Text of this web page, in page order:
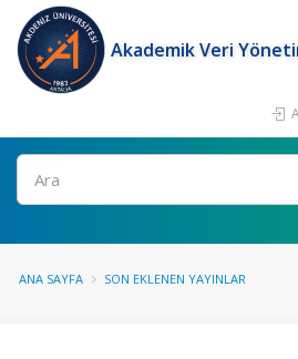
Akademik Veri
Ara
ANA SAYFA SON EKLENEN YAYINLAR